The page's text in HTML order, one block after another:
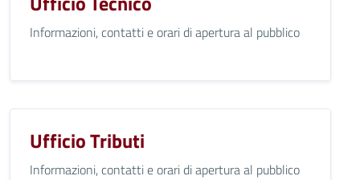
Informazioni, contatti e orari di apertura al pubblico
Ufficio Tributi
Informazioni, contatti e orari di apertura al pubblico